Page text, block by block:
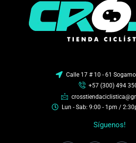
Calle 17 # 10 - 61
+57 (300) 494
Lun - Sab: 9:00 - 1pm /
Síguenos!